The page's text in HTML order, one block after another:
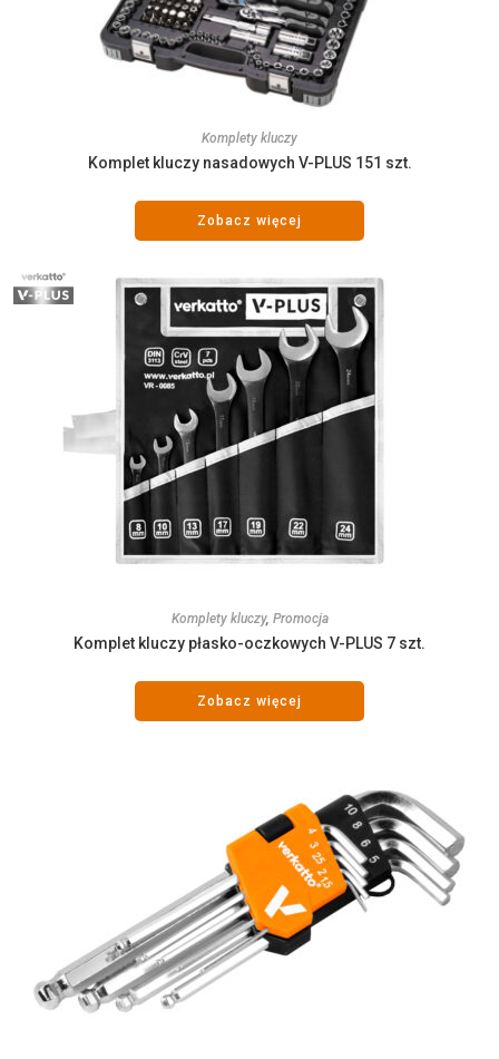
Komplety kluczy
Komplet kluczy nasadowych V-PLUS 151 szt.
Zobacz więcej
Komplety kluczy, Promocja
Komplet kluczy płasko-oczkowych V-PLUS 7 szt.
Zobacz więcej